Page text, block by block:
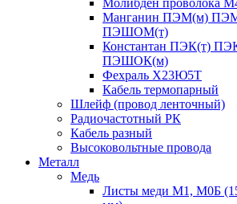
Молибден проволока
Манганин ПЭМ(м)
ПЭШОМ(т)
Константан ПЭК(т)
ПЭШОК(м)
Фехраль Х23Ю5Т
Кабель термопарный
Шлейф (провод ленточный)
Радиочастотный РК
Кабель разный
Высоковольтные провода
Металл
Медь
Листы меди М1, М0Б